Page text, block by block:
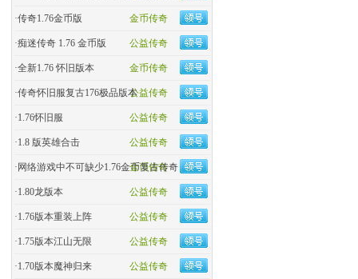
金币传奇
·传奇1.76金币版
公益传奇
·痴迷传奇 1.76 金币版
金币传奇
·全新1.76 怀旧版本
公益传奇
·传奇怀旧服复古176极品版本
公益传奇
·1.76怀旧服
公益传奇
·1.8 版英雄合击
金币传奇
· 网络游戏中不可缺少1.76金币复古传奇
公益传奇
·1.80龙版本
公益传奇
·1.76版本重装上阵
公益传奇
·1.75版本江山无限
公益传奇
·1.70版本魔神归来